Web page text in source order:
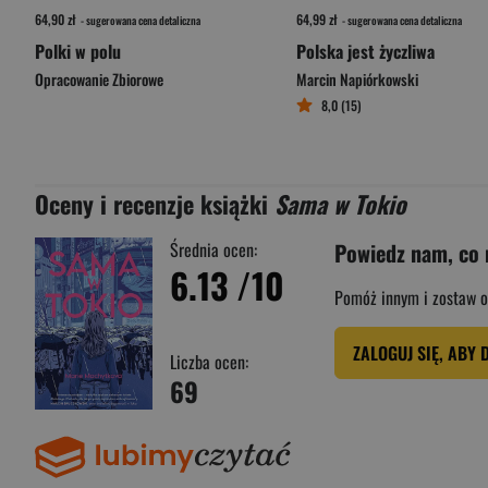
64,90 zł - sugerowana cena detaliczna
Polki w polu
Opracowanie Zbiorowe
64,99 zł - sugerowana cena detaliczna
Polska jest życzliwa
Marcin Napiórkowski
8,0 (15)
Oceny i recenzje książki Sama w Tokio
Średnia ocen:
6.13 /10
Liczba ocen:
69
Powiedz nam, co
Pomóż innym i zostaw
ZALOGUJ SIĘ, ABY